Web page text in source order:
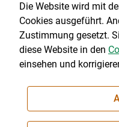
Impressum|Kontakt|
Cookie-Einstellungen
NEWSLETTER
Die Website wird mit
Cookies ausgeführt.
Zustimmung gesetzt.
diese Website in den
einsehen und